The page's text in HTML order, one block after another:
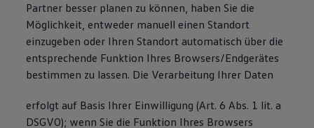
Partner besser planen zu können, haben Sie die
Möglichkeit, entweder manuell einen Standort
einzugeben oder Ihren Standort automatisch über die
entsprechende Funktion Ihres Browsers/Endgerätes
bestimmen zu lassen. Die Verarbeitung Ihrer Daten
erfolgt auf Basis Ihrer Einwilligung (Art. 6 Abs. 1 lit. a
DSGVO); wenn Sie die Funktion Ihres Browsers